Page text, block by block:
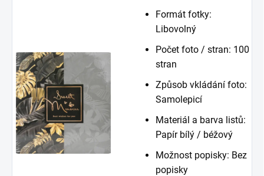
Formát fotky:
Libovolný
Počet foto / stran: 100
stran
Způsob vkládání foto:
Samolepicí
Materiál a barva listů:
Papír bílý / béžový
Možnost popisky: Bez
popisky